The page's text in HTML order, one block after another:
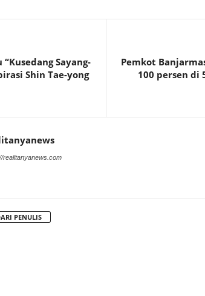
Sayang-
Shin Tae-yong
Pemkot
100 persen di
realitanyanews.com
PENULIS